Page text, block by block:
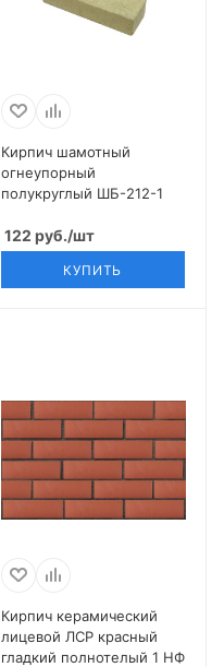
Кирпич шамотный
огнеупорный
полукруглый ШБ-212-1
122 руб./шт
КУПИТЬ
Кирпич керамический
лицевой ЛСР красный
гладкий полнотелый 1 НФ